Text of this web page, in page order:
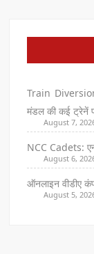
Train
मंडल की कई ट्रेनें
August 7,
NCC Cadets:
August 6,
ऑनलाइन वीडीए
August 5,